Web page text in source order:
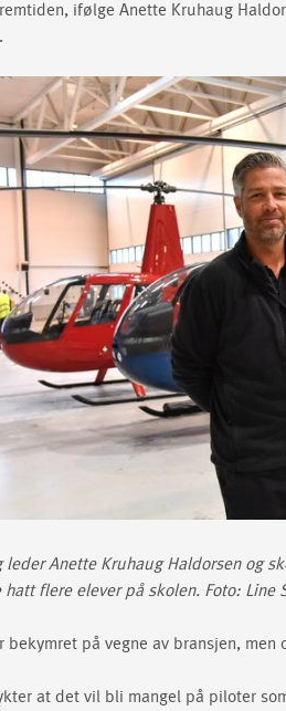
ifølge Anette Kruhaug
leder Anette Kruhaug Haldorsen og
hatt flere elever på skolen. Foto: Line
bekymret på vegne av bransjen, men
at det vil bli mangel på piloter